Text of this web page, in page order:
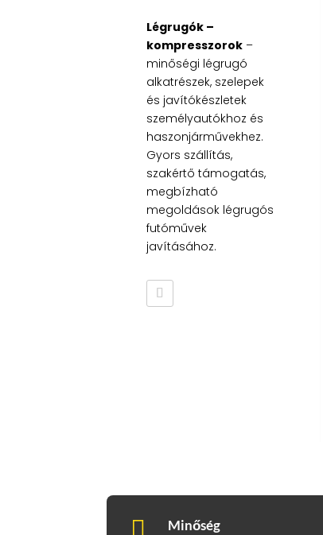
Légrugók –
kompresszorok –
minőségi légrugó
alkatrészek, szelepek
és javítókészletek
személyautókhoz és
haszonjárművekhez.
Gyors szállítás,
szakértő támogatás,
megbízható
megoldások légrugós
futóművek
javításához.
Minőség